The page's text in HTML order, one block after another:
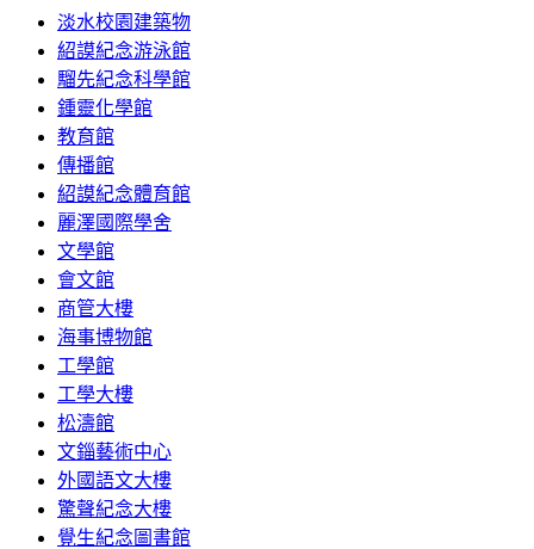
淡水校園建築物
紹謨紀念游泳館
騮先紀念科學館
鍾靈化學館
教育館
傳播館
紹謨紀念體育館
麗澤國際學舍
文學館
會文館
商管大樓
海事博物館
工學館
工學大樓
松濤館
文錙藝術中心
外國語文大樓
驚聲紀念大樓
覺生紀念圖書館